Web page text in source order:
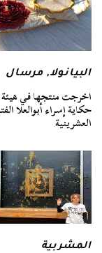
البيانولا,مرسال
اخرجت منتجها في
حكاية إسراء أبوالعلا
العشرينية
المشربية